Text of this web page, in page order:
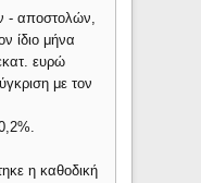
- αποστολών,
ίδιο μήνα
ευρώ
με τον
η καθοδική